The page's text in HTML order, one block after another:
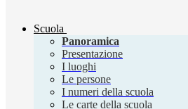
Scuola
Panoramica
Presentazione
I luoghi
Le persone
I numeri della scuola
Le carte della scuola